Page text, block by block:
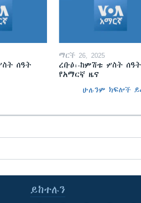
ሰዓት
ማርች 26, 2025
ረቡዕ፡-ከምሽቱ ሦስት ሰዓት
የአማርኛ ዜና
ሁሉንም ክፍሎች
ይከተሉን